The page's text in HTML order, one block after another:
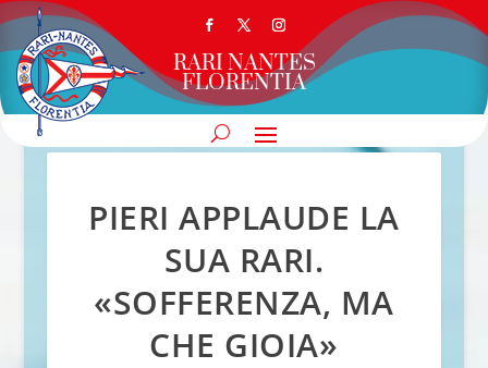
RARI NANTES
FLORENTIA
PIERI APPLAUDE LA
SUA RARI.
«SOFFERENZA, MA
CHE GIOIA»